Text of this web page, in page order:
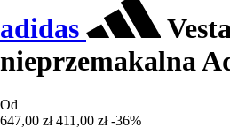
adidas
nieprzemakalna
Od
647,00 zł 411,00 zł -36%